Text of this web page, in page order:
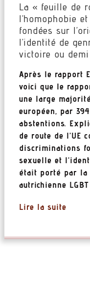
La « feuille de
l’homophobie
fondées sur
l’identité de
victoire ou
Après le rapport
voici que le
une large
européen, par
abstentions.
de route de l’UE
discriminations
sexuelle et
était porté par la
autrichienne
Lire la suite